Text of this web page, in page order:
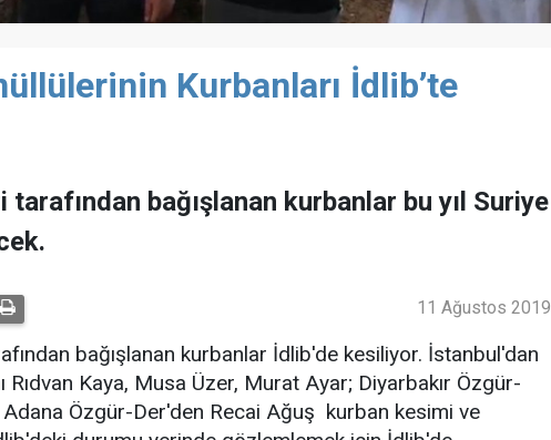
Kurbanları İdlib’te
bağışlanan kurbanlar bu yıl Suriye
11 Ağustos 2019
bağışlanan kurbanlar İdlib'de kesiliyor. İstanbul'dan
Rıdvan Kaya, Musa Üzer, Murat Ayar; Diyarbakır Özgür-
Özgür-Der'den Recai Ağuş kurban kesimi ve